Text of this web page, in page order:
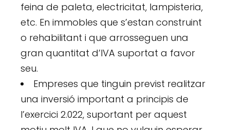
feina de paleta, electricitat, lampisteria,
etc. En immobles que s’estan construint
o rehabilitant i que arrosseguen una
gran quantitat d’IVA suportat a favor
seu.
Empreses que tinguin previst realitzar
una inversió important a principis de
l’exercici 2.022, suportant per aquest